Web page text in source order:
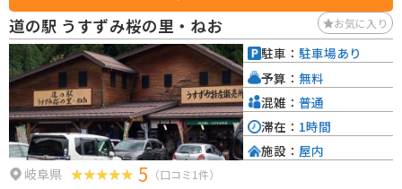
道の駅 うすずみ桜の里・ねお お気に入り
岐阜県 5 （口コミ1件）
駐車： 駐車場あり
予算： 無料
混雑： 普通
滞在： 1時間
施設： 屋内